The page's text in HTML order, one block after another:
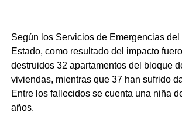
Según los Servicios de Emergencias del
Estado, como resultado del impacto
destruidos 32 apartamentos del bloque
viviendas, mientras que 37 han sufrido
Entre los fallecidos se cuenta una niña
años.